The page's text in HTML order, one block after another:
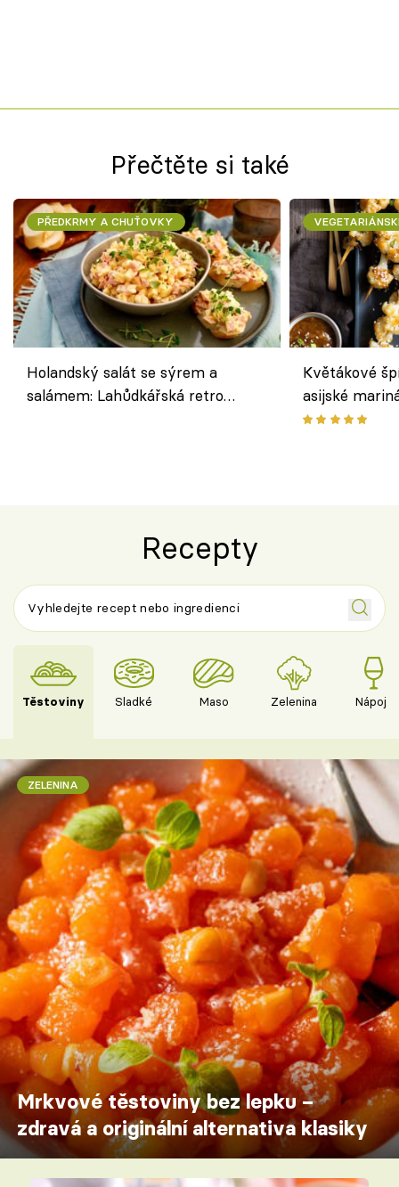
Přečtěte si také
PŘEDKRMY A CHUŤOVKY
Holandský salát se sýrem a
salámem: Lahůdkářská retro
Květákové
asijské
chuťovka z
Recepty
Těstoviny Sladké Maso Zelenina Nápoje
ZELENINA
Mrkvové těstoviny bez lepku –
zdravá a originální alternativa klasiky